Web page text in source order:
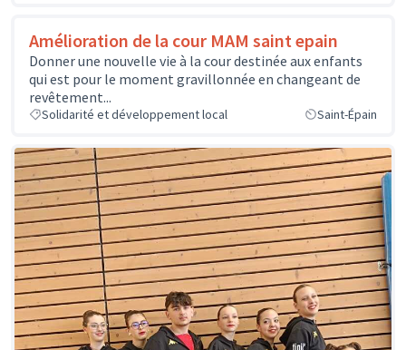
Amélioration de la cour MAM saint epain
Donner une nouvelle vie à la cour destinée aux enfants
qui est pour le moment gravillonnée en changeant de
revêtement...
Solidarité et développement local Saint-Épain